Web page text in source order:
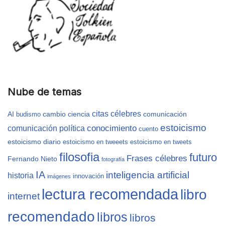
Nube de temas
AI budismo cambio ciencia citas célebres comunicación
comunicación política conocimiento cuento estoicismo
estoicismo diario estoicismo en tweeets estoicismo en tweets
Fernando Nieto filosofia fotografía Frases célebres futuro
historia IA imágenes innovación inteligencia artificial
internet lectura recomendadalibro
recomendado libros libros